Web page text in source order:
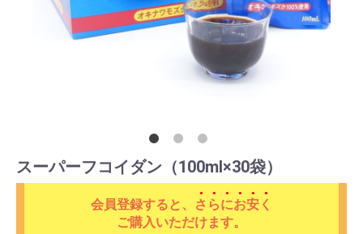
スーパーフコイダン（100ml×30袋）
会員登録すると、
さらにお安く
ご購入いただけます。